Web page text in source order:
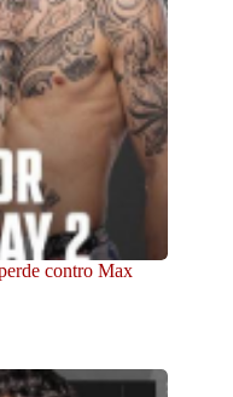
contro Max